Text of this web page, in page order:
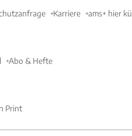
Karriere ams+ hier
Abo & Hefte
Print